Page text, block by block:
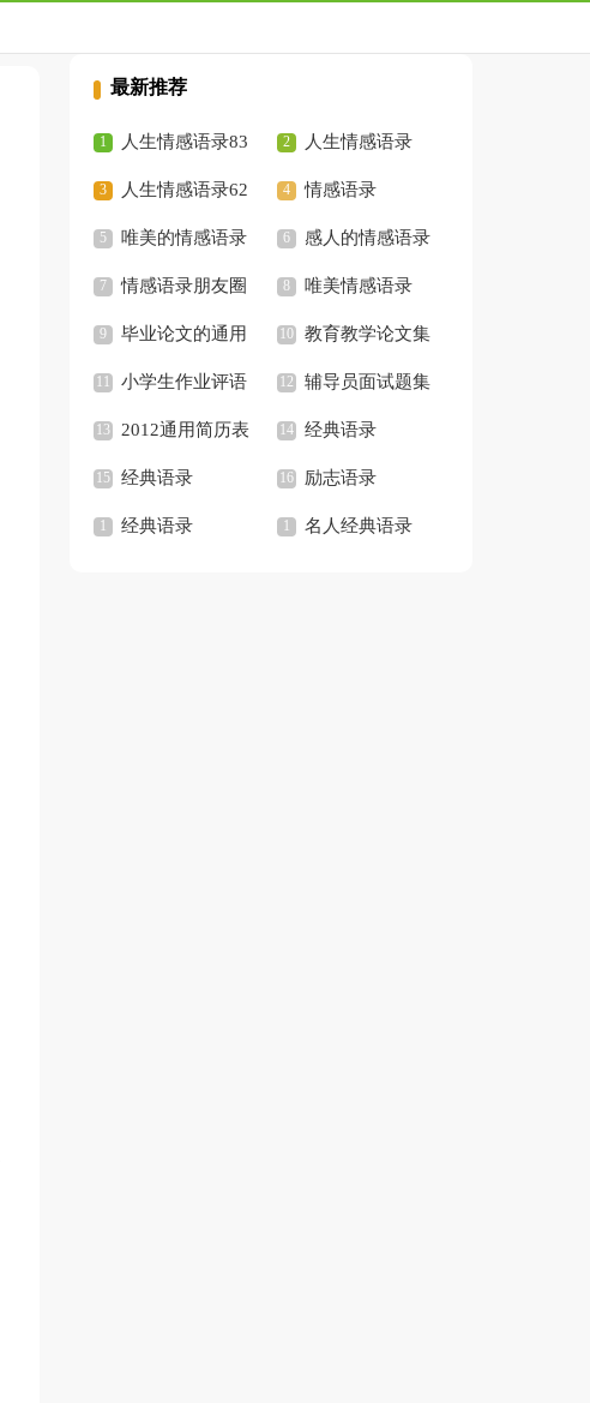
最新推荐
人生情感语录83
条
人生情感语录
人生情感语录62
条
情感语录
唯美的情感语录
36条
感人的情感语录
60条
情感语录朋友圈
70条
唯美情感语录
毕业论文的通用
格式
教育教学论文集
锦
小学生作业评语
集锦
辅导员面试题集
锦
2012通用简历表
格
经典语录
经典语录 励志语录
经典语录 名人经典语录